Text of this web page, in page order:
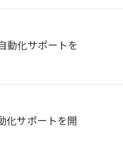
動化サポートを
化サポートを開